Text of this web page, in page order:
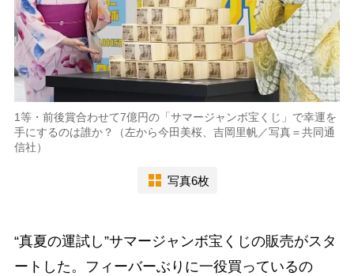
1等・前後賞合わせて7億円の「サマージャンボ宝くじ」で幸運を
手にするのは誰か？（左から今田美桜、吉岡里帆／写真＝共同通
信社）
写真6枚
“真夏の運試し”サマージャンボ宝くじの販売がスタ
ートした。フィーバーぶりに一役買っているの